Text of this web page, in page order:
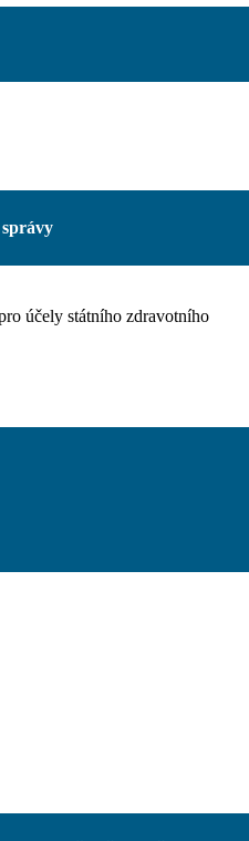
účely státního zdravotního